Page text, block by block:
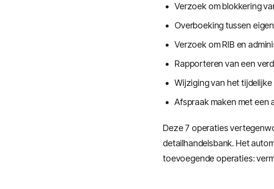
Verzoek om blokkering
Overboeking tussen
Verzoek om RIB en
Rapporteren van een
Wijziging van het
Afspraak maken met een
Deze 7 operaties
detailhandelsbank. Het
toevoegende operaties: